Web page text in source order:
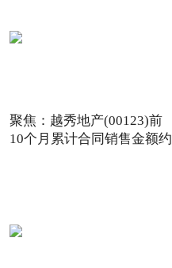
聚焦：越秀地产(00123)前
10个月累计合同销售金额约